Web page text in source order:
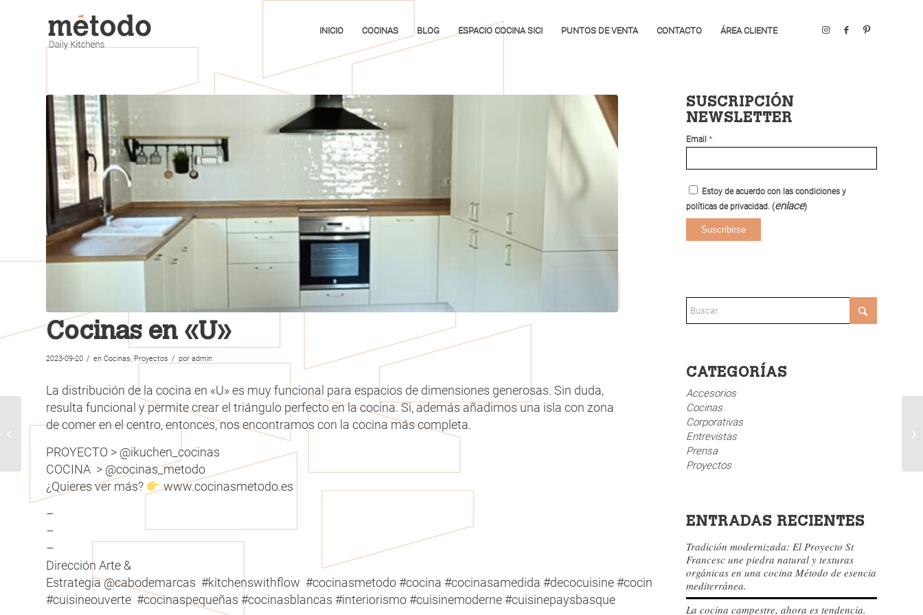
INICIO COCINAS BLOG ESPACIO COCINA SICI PUNTOS DE VENTA CONTACTO ÁREA CLIENTE
Cocinas en «U»
2023-09-20 / en Cocinas Proyectos / por admin
La distribución de la cocina en «U» es muy funcional para espacios de dimensiones generosas. Sin duda,
resulta funcional y permite crear el triángulo perfecto en la cocina. Si, además añadimos una isla con zona
de comer en el centro, entonces, nos encontramos con la cocina más completa.
PROYECTO > @ikuchen_cocinas
COCINA > @cocinas_metodo
¿Quieres ver más?
www.cocinasmetodo.es
–
–
–
Dirección Arte &
Estrategia @cabodemarcas #kitchenswithflow #cocinasmetodo #cocina #cocinasamedida #decocuisine #cocinasconencanto #diseñococinas #cocina
#cuisineouverte #cocinaspequeñas #cocinasblancas #interiorismo #cuisinemoderne #cuisinepaysbasque
SUSCRIPCIÓN
NEWSLETTER
Email*
Estoy de acuerdo con las condiciones y
políticas de privacidad. (enlace)
CATEGORÍAS
Accesorios
Cocinas
Corporativas
Entrevistas
Prensa
Proyectos
ENTRADAS RECIENTES
Tradición modernizada: El Proyecto St
Francesc une piedra natural y texturas
orgánicas en una cocina Método de esencia
mediterránea.
La cocina campestre, ahora es tendencia.